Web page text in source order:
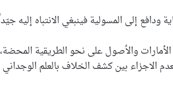
ودافع إلى المسولية فینبغي الانتباه إلیه
الأمارات والاُصول على نحو الطريقية
الاجزاء بين كشف الخلاف بالعلم